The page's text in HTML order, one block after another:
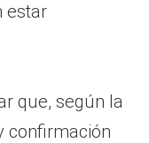
estar
que, según la
confirmación